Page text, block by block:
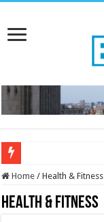
Home / Health & Fitness
Health & Fitness